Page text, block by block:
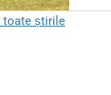
toate știrile